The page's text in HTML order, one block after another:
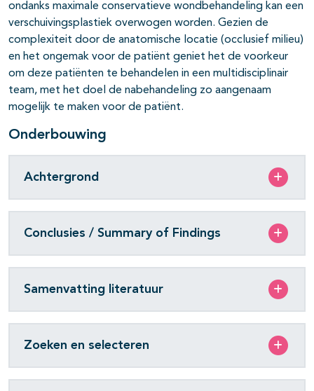
ondanks maximale conservatieve wondbehandeling kan een
verschuivingsplastiek overwogen worden. Gezien de
complexiteit door de anatomische locatie (occlusief milieu)
en het ongemak voor de patiënt geniet het de voorkeur
om deze patiënten te behandelen in een multidisciplinair
team, met het doel de nabehandeling zo aangenaam
mogelijk te maken voor de patiënt.
Onderbouwing
Achtergrond
Conclusies / Summary of Findings
Samenvatting literatuur
Zoeken en selecteren